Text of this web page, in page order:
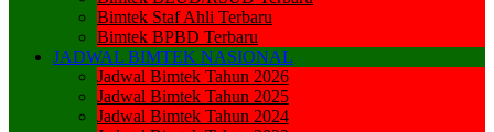
Bimtek Staf Ahli Terbaru
Bimtek BPBD Terbaru
JADWAL BIMTEK NASIONAL
Jadwal Bimtek Tahun 2026
Jadwal Bimtek Tahun 2025
Jadwal Bimtek Tahun 2024